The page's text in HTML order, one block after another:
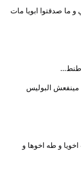
ما صدقتوا ابويا مات
طنط...
مينفعش البوليس
و طه اخوها و